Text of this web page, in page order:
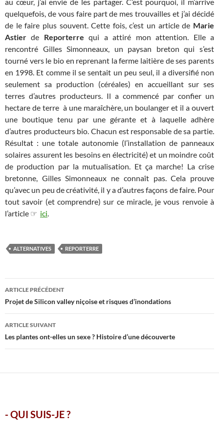
quelquefois, de vous faire part de mes trouvailles et j’ai décidé
de le faire plus souvent. Cette fois, c’est un article de Marie
Astier de Reporterre qui a attiré mon attention. Elle a
rencontré Gilles Simonneaux, un paysan breton qui s’est
tourné vers le bio en reprenant la ferme laitière de ses parents
en 1998. Et comme il se sentait un peu seul, il a diversifié non
seulement sa production (céréales) en accueillant sur ses
terres d’autres producteurs. Il a commencé par confier un
hectare de terre à une maraîchère, un boulanger et il a ouvert
une boutique tenu par une gérante et à laquelle adhère
d’autres producteurs bio. Chacun est responsable de sa partie.
Résultat : une totale autonomie (l’installation de panneaux
solaires assurent les besoins en électricité) et un moindre coût
de production par la mutualisation. Et ça marche! La crise
bretonne, Gilles Simonneaux ne connaît pas. Cela prouve
qu’avec un peu de créativité, il y a d’autres façons de faire. Pour
tout savoir (et comprendre) sur ce miracle, je vous renvoie à
l’article ☞ ici
ALTERNATIVES REPORTERRE
Navigation
des
articles
ARTICLE PRÉCÉDENT
Projet de Silicon valley niçoise et risques d’inondations
ARTICLE SUIVANT
Les plantes ont-elles un sexe ? Histoire d’une découverte
- QUI SUIS-JE ?